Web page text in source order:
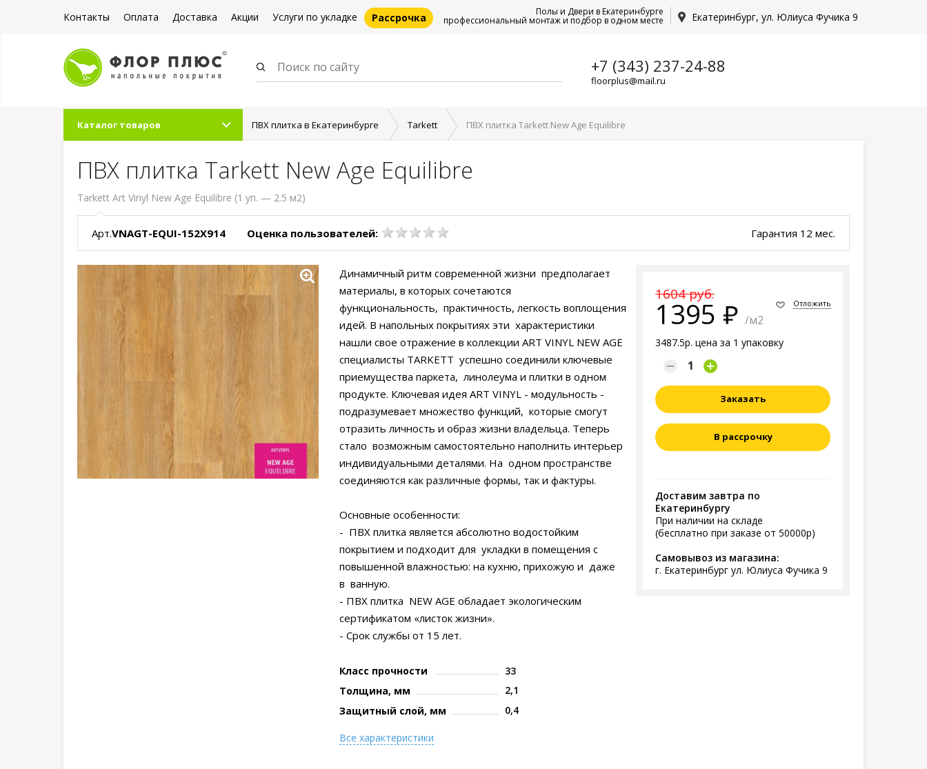
Контакты Оплата Доставка Акции Услуги по укладке Рассрочка Екатеринбург, ул. Юлиуса Фучика 9
Полы и Двери в Екатеринбурге
профессиональный монтаж и подбор в одном месте
+7 (343) 237-24-88
floorplus@mail.ru
Каталог товаров ПВХ плитка в Екатеринбурге Tarkett ПВХ плитка Tarkett New Age Equilibre
ПВХ плитка Tarkett New Age Equilibre
Tarkett Art Vinyl New Age Equilibre (1 уп. — 2.5 м2)
Арт.VNAGT-EQUI-152X914 Оценка пользователей: Гарантия 12 мес.
1604 руб.
1395 /м2
3487.5р. цена за 1 упаковку
Отложить
Заказать
В рассрочку
Доставим завтра по
Екатеринбургу
При наличии на складе
(бесплатно при заказе от 50000р)
Самовывоз из магазина:
г. Екатеринбург ул. Юлиуса Фучика 9
Динамичный ритм современной жизни предполагает
материалы, в которых сочетаются
функциональность, практичность, легкость воплощения
идей. В напольных покрытиях эти характеристики
нашли свое отражение в коллекции ART VINYL NEW AGE
специалисты TARKETT успешно соединили ключевые
приемущества паркета, линолеума и плитки в одном
продукте. Ключевая идея ART VINYL - модульность -
подразумевает множество функций, которые смогут
отразить личность и образ жизни владельца. Теперь
стало возможным самостоятельно наполнить интерьер
индивидуальными деталями. На одном пространстве
соединяются как различные формы, так и фактуры.
Основные особенности:
- ПВХ плитка является абсолютно водостойким
покрытием и подходит для укладки в помещения с
повышенной влажностью: на кухню, прихожую и даже
в ванную.
- ПВХ плитка NEW AGE обладает экологическим
сертификатом «листок жизни».
- Срок службы от 15 лет.
Класс прочности
33
Толщина, мм
2,1
Защитный слой, мм
0,4
Все характеристики